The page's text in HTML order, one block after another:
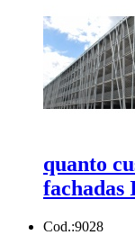
quanto
Cod.:9028